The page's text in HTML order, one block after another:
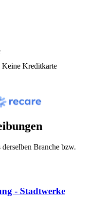
Keine Kreditkarte
Branche bzw.
- Stadtwerke